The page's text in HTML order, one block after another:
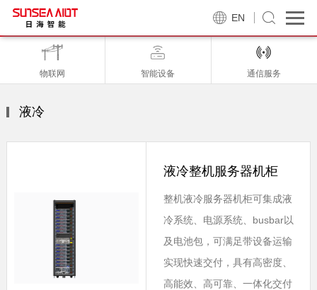
EN
物联网 智能设备 通信服务
液冷
液冷整机服务器机柜
整机液冷服务器机柜可集成液
冷系统、电源系统、busbar以
及电池包，可满足带设备运输
实现快速交付，具有高密度、
高能效、高可靠、一体化交付